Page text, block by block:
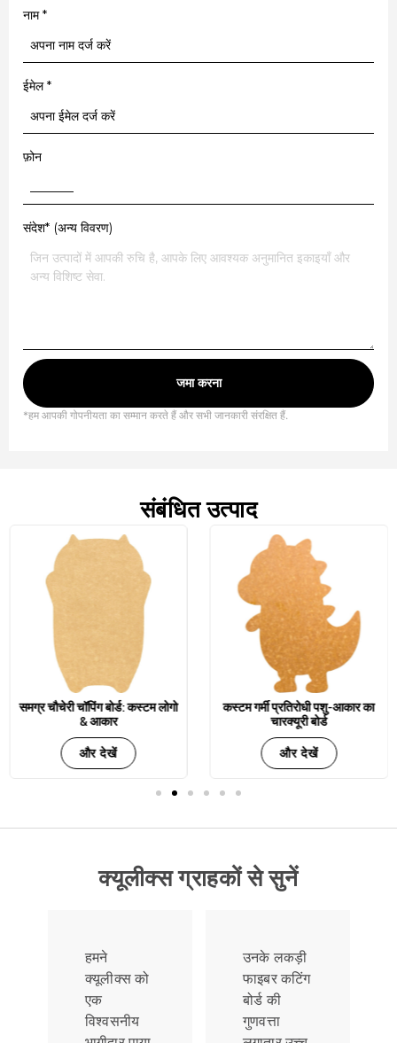
नाम *
ईमेल *
फ़ोन
संदेश* (अन्य विवरण)
जमा करना
*हम आपकी गोपनीयता का सम्मान करते हैं और सभी जानकारी संरक्षित हैं.
संबंधित उत्पाद
समग्र चौचेरी चॉपिंग बोर्ड: कस्टम लोगो
& आकार
और देखें
कस्टम गर्मी प्रतिरोधी पशु-आकार का
चारक्यूरी बोर्ड
और देखें
क्यूलीक्स ग्राहकों से सुनें
हमने
क्यूलीक्स को
एक
विश्वसनीय
उनके लकड़ी
फाइबर कटिंग
बोर्ड की
गुणवत्ता